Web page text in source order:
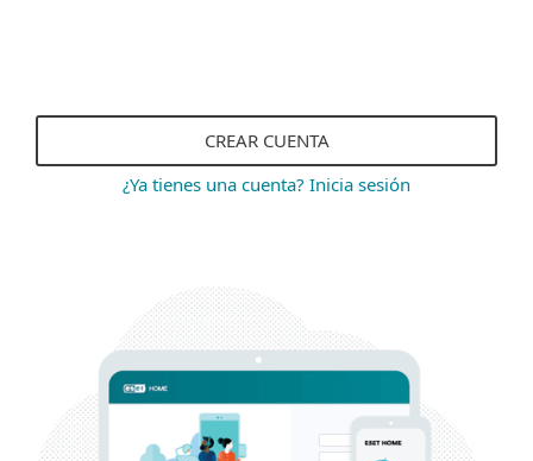
CREAR CUENTA
¿Ya tienes una cuenta? Inicia sesión